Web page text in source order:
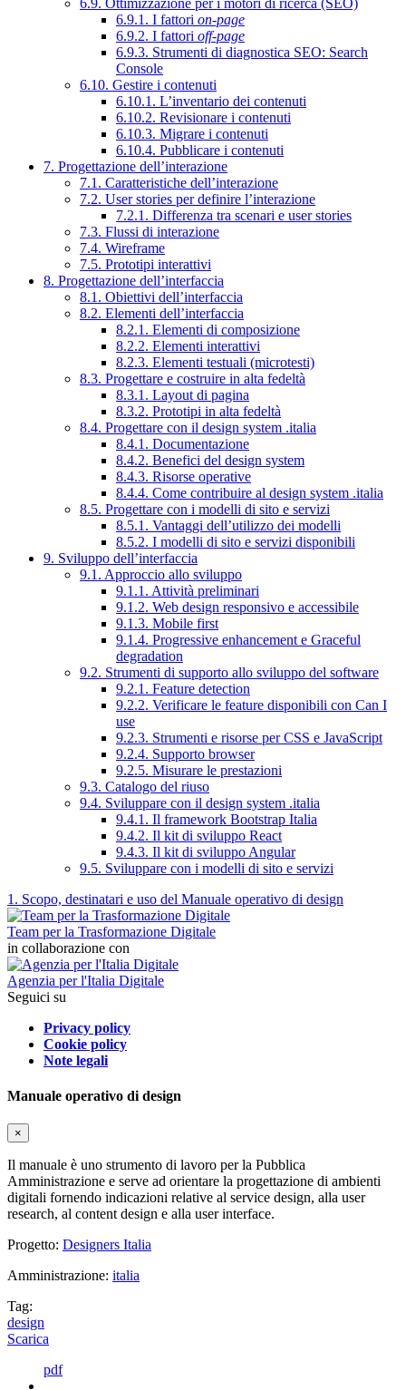
6.9.1. I fattori on-page
6.9.2. I fattori off-page
6.9.3. Strumenti di diagnostica SEO: Search
Console
6.10. Gestire i contenuti
6.10.1. L’inventario dei contenuti
6.10.2. Revisionare i contenuti
6.10.3. Migrare i contenuti
6.10.4. Pubblicare i contenuti
7. Progettazione dell’interazione
7.1. Caratteristiche dell’interazione
7.2. User stories per definire l’interazione
7.2.1. Differenza tra scenari e user stories
7.3. Flussi di interazione
7.4. Wireframe
7.5. Prototipi interattivi
8. Progettazione dell’interfaccia
8.1. Obiettivi dell’interfaccia
8.2. Elementi dell’interfaccia
8.2.1. Elementi di composizione
8.2.2. Elementi interattivi
8.2.3. Elementi testuali (microtesti)
8.3. Progettare e costruire in alta fedeltà
8.3.1. Layout di pagina
8.3.2. Prototipi in alta fedeltà
8.4. Progettare con il design system .italia
8.4.1. Documentazione
8.4.2. Benefici del design system
8.4.3. Risorse operative
8.4.4. Come contribuire al design system .italia
8.5. Progettare con i modelli di sito e servizi
8.5.1. Vantaggi dell’utilizzo dei modelli
8.5.2. I modelli di sito e servizi disponibili
9. Sviluppo dell’interfaccia
9.1. Approccio allo sviluppo
9.1.1. Attività preliminari
9.1.2. Web design responsivo e accessibile
9.1.3. Mobile first
9.1.4. Progressive enhancement e Graceful
degradation
9.2. Strumenti di supporto allo sviluppo del software
9.2.1. Feature detection
9.2.2. Verificare le feature disponibili con Can I
use
9.2.3. Strumenti e risorse per CSS e JavaScript
9.2.4. Supporto browser
9.2.5. Misurare le prestazioni
9.3. Catalogo del riuso
9.4. Sviluppare con il design system .italia
9.4.1. Il framework Bootstrap Italia
9.4.2. Il kit di sviluppo React
9.4.3. Il kit di sviluppo Angular
9.5. Sviluppare con i modelli di sito e servizi
1. Scopo, destinatari e uso del Manuale operativo di design
Team per la Trasformazione Digitale
in collaborazione con
Agenzia per l'Italia Digitale
Seguici su
Privacy policy
Cookie policy
Note legali
Manuale operativo di design
×
Il manuale è uno strumento di lavoro per la Pubblica
Amministrazione e serve ad orientare la progettazione di ambienti
digitali fornendo indicazioni relative al service design, alla user
research, al content design e alla user interface.
Progetto: Designers Italia
Amministrazione: italia
Tag:
design
Scarica
pdf